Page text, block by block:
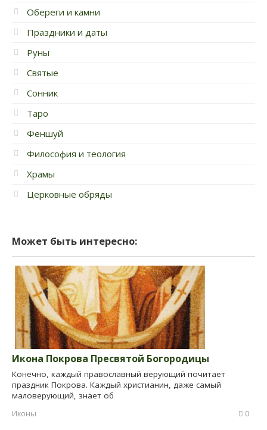
Обереги и камни
Праздники и даты
Руны
Святые
Сонник
Таро
Феншуй
Философия и теология
Храмы
Церковные обряды
Может быть интересно:
Икона Покрова Пресвятой Богородицы
Конечно, каждый православный верующий почитает
праздник Покрова. Каждый христианин, даже самый
маловерующий, знает об
Иконы
0